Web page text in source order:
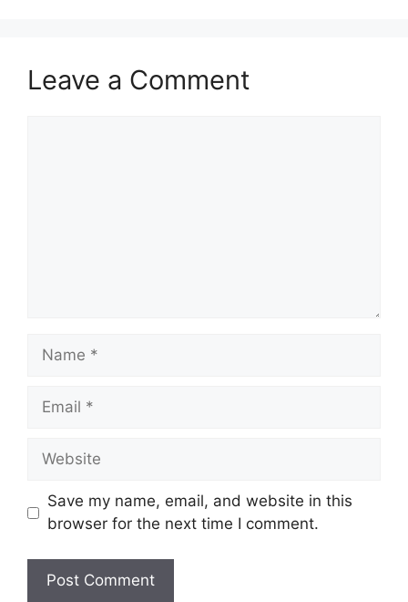
Leave a Comment
Name
Email
Website
Save my name, email, and website in this
browser for the next time I comment.